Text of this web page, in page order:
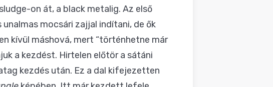
on át, a black metalig. Az első
mocsári zajjal indítani, de ők
kívül máshová, mert “történhetne már
a kezdést. Hirtelen előtör a sátáni
kezdés után. Ez a dal kifejezetten